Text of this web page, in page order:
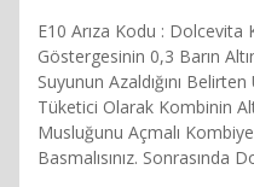
E10 Arıza Kodu : Dolcevita
Göstergesinin 0,3 Barın
Suyunun Azaldığını
Tüketici Olarak Kombinin
Musluğunu Açmalı
Basmalısınız. Sonrasında